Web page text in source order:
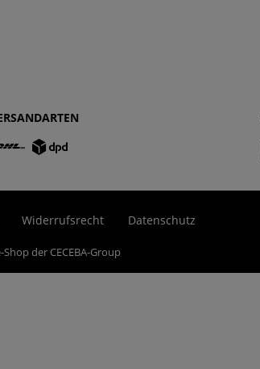
Widerrufsrecht Datenschutz
der CECEBA-Group